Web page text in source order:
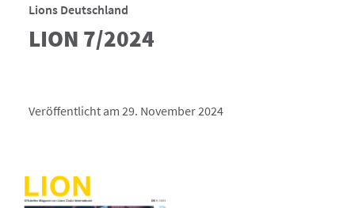
Lions Deutschland
LION 7/2024
Veröffentlicht am 29. November 2024